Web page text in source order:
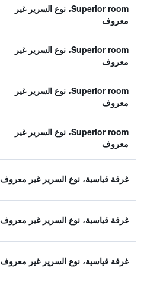
Superior room، نوع السرير غير
معروف
Superior room، نوع السرير غير
معروف
Superior room، نوع السرير غير
معروف
Superior room، نوع السرير غير
معروف
غرفة قياسية، نوع السرير غير معروف
غرفة قياسية، نوع السرير غير معروف
غرفة قياسية، نوع السرير غير معروف